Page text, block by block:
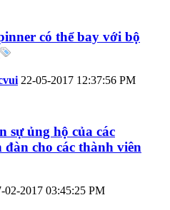
có thể bay với bộ
22-05-2017 12:37:56 PM
sự ủng hộ của các
cho các thành viên
02-2017 03:45:25 PM